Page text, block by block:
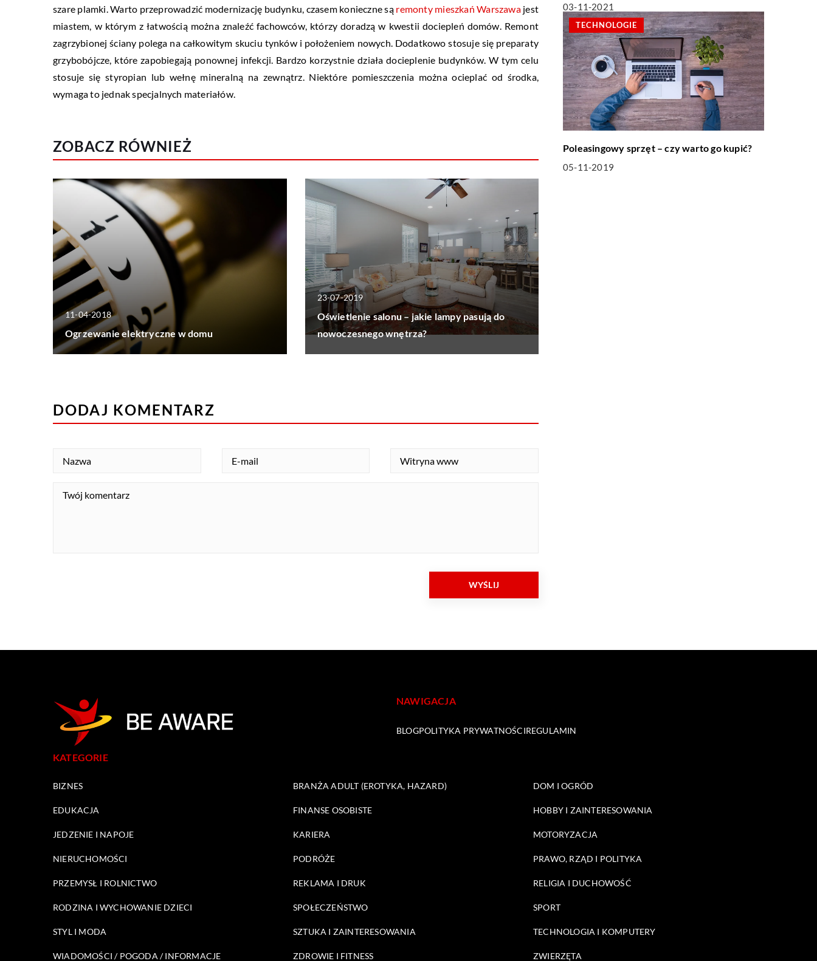
szare plamki. Warto przeprowadzić modernizację budynku, czasem konieczne są remonty mieszkań Warszawajest
miastem, w którym z łatwością można znaleźć fachowców, którzy doradzą w kwestii dociepleń domów. Remont
zagrzybionej ściany polega na całkowitym skuciu tynków i położeniem nowych. Dodatkowo stosuje się preparaty
grzybobójcze, które zapobiegają ponownej infekcji. Bardzo korzystnie działa docieplenie budynków. W tym celu
stosuje się styropian lub wełnę mineralną na zewnątrz. Niektóre pomieszczenia można ocieplać od środka,
wymaga to jednak specjalnych materiałów.
ZOBACZ RÓWNIEŻ
11-04-2018
Ogrzewanie elektryczne w domu
23-07-2019
Oświetlenie salonu – jakie lampy pasują do
nowoczesnego wnętrza?
03-11-2021
TECHNOLOGIE
Poleasingowy sprzęt – czy warto go kupić?
05-11-2019
DODAJ KOMENTARZ
NAWIGACJA
BLOGPOLITYKA PRYWATNOŚCIREGULAMIN
KATEGORIE
BIZNES BRANŻA ADULT (EROTYKA, HAZARD) DOM I OGRÓD
EDUKACJA FINANSE OSOBISTE HOBBY I ZAINTERESOWANIA
JEDZENIE I NAPOJE KARIERA MOTORYZACJA
NIERUCHOMOŚCI PODRÓŻE PRAWO, RZĄD I POLITYKA
PRZEMYSŁ I ROLNICTWO REKLAMA I DRUK RELIGIA I DUCHOWOŚĆ
RODZINA I WYCHOWANIE DZIECI SPOŁECZEŃSTWO SPORT
STYL I MODA SZTUKA I ZAINTERESOWANIA TECHNOLOGIA I KOMPUTERY
WIADOMOŚCI / POGODA / INFORMACJE ZDROWIE I FITNESS ZWIERZĘTA